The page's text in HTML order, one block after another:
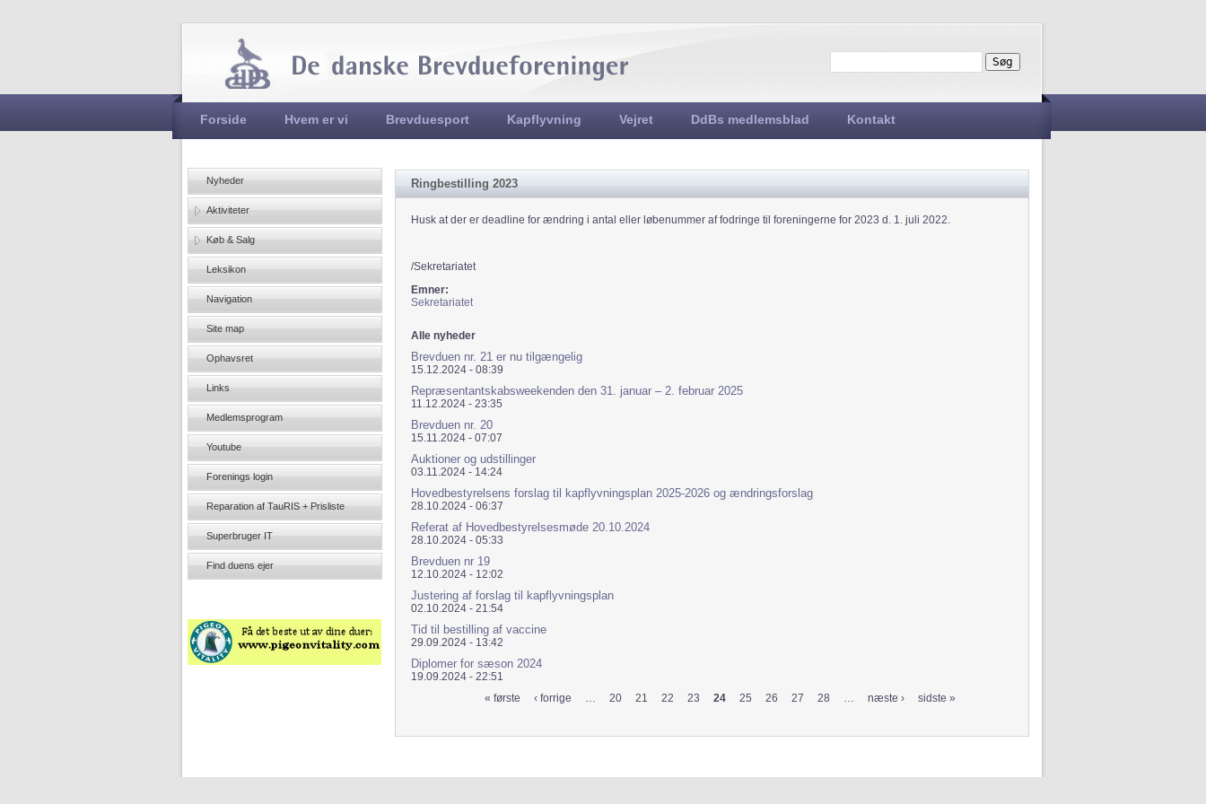
Søgefelt
Søg
Hovedmenu
Forside Hvem er vi Brevduesport Kapflyvning Vejret DdBs medlemsblad Kontakt
Ringbestilling 2023
Husk at der er deadline for ændring i antal eller løbenummer af fodringe til foreningerne for 2023 d. 1. juli 2022.
/Sekretariatet
Emner:
Sekretariatet
Alle nyheder
Brevduen nr. 21 er nu tilgængelig
15.12.2024 - 08:39
Repræsentantskabsweekenden den 31. januar – 2. februar 2025
11.12.2024 - 23:35
Brevduen nr. 20
15.11.2024 - 07:07
Auktioner og udstillinger
03.11.2024 - 14:24
Hovedbestyrelsens forslag til kapflyvningsplan 2025-2026 og ændringsforslag
28.10.2024 - 06:37
Referat af Hovedbestyrelsesmøde 20.10.2024
28.10.2024 - 05:33
Brevduen nr 19
12.10.2024 - 12:02
Justering af forslag til kapflyvningsplan
02.10.2024 - 21:54
Tid til bestilling af vaccine
29.09.2024 - 13:42
Diplomer for sæson 2024
19.09.2024 - 22:51
« første ‹ forrige … 20 21 22 23 24 25 26 27 28 … næste › sidste »
Nyheder
Aktiviteter
Køb & Salg
Leksikon
Navigation
Site map
Ophavsret
Links
Medlemsprogram
Youtube
Forenings login
Reparation af TauRIS + Prisliste
Superbruger IT
Find duens ejer